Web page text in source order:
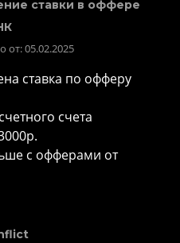
ставки в оффере
от: 05.02.2025
ставка по офферу
счета
с офферами от